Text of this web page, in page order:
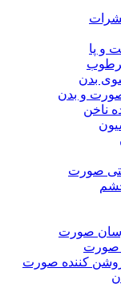
و پا
بدن
و بدن
ناخن
صورت
صورت
کننده صورت